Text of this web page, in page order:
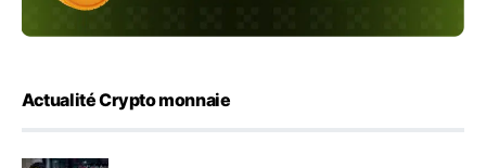
Actualité Crypto monnaie